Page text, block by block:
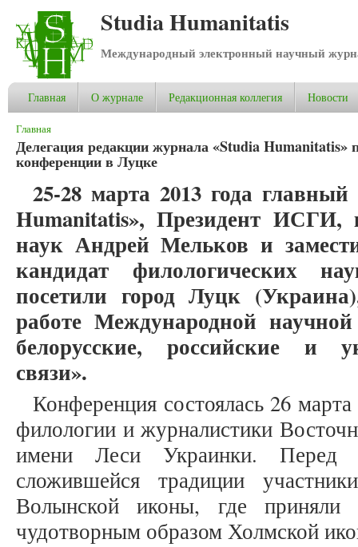
Studia Humanitatis
Международный электронный научный
Главная О журнале Редакционная коллегия Новости
Вы здесь
Главная
Делегация редакции журнала «Studia Humanitatis»
конференции в Луцке
25-28 марта 2013 года
Humanitatis», Президент ИСГИ,
наук Андрей Мельков и
кандидат филологических
посетили город Луцк
работе Международной
белорусские, российские и
связи».
Конференция состоялась 26
филологии и журналистики
имени Леси Украинки. Перед
сложившейся традиции
Волынской иконы, где приняли
чудотворным образом Холмской